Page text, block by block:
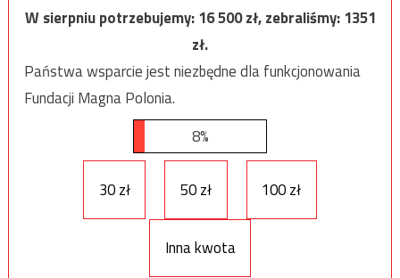
W sierpniu potrzebujemy:16 500zł, zebraliśmy:1351
zł.
Państwa wsparcie jest niezbędne dla funkcjonowania
Fundacji Magna Polonia.
8%
30 zł 50 zł 100 zł
Inna kwota